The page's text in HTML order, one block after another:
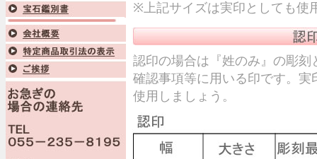
※上記サイズは実印としても使
認印の場合は『姓のみ』の彫刻
確認事項等に用いる印です。実
使用しましょう。